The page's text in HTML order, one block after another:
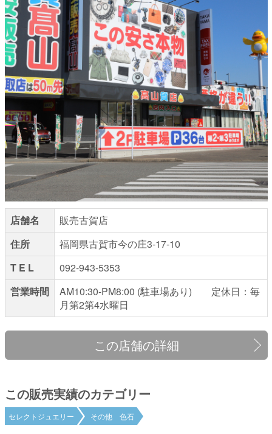
店舗名
販売古賀店
住所
福岡県古賀市今の庄3-17-10
T E L
092-943-5353
営業時間
AM10:30-PM8:00 (駐車場あり) 定休日：毎
月第2第4水曜日
この店舗の詳細
この販売実績のカテゴリー
セレクトジュエリー その他 色石